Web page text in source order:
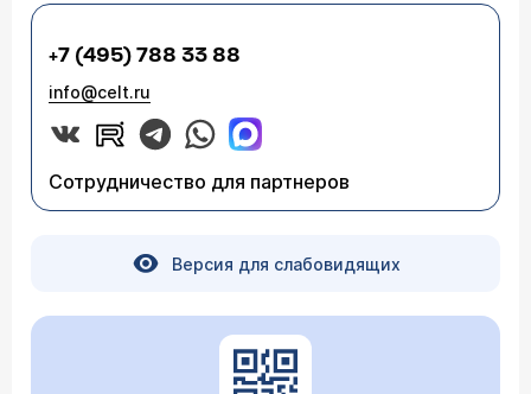
+7 (495) 788 33 88
info@celt.ru
Сотрудничество для партнеров
Версия для слабовидящих